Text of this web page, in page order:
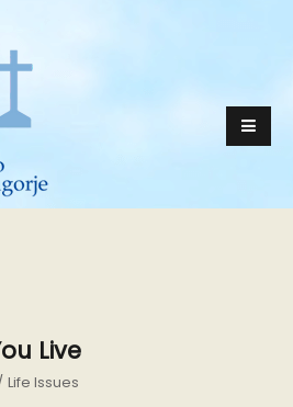
Live
Life Issues